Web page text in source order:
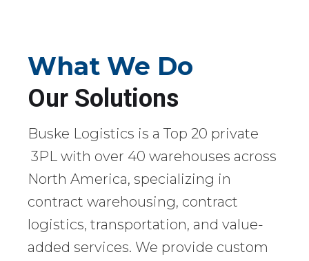
What We Do
Our Solutions
Buske Logistics is a Top 20 private
3PL with over 40 warehouses across
North America, specializing in
contract warehousing, contract
logistics, transportation, and value-
added services. We provide custom